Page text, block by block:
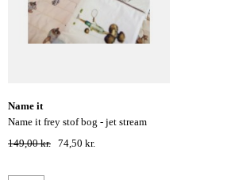
name it
name it frey stof bog - jet stream
149,00 kr. 74,50 kr.